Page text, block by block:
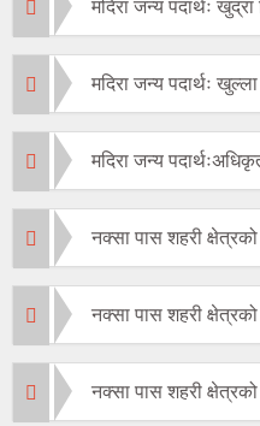
मदिरा जन्य पदार्थः
मदिरा जन्य पदार्थः
मदिरा जन्य
नक्सा पास शहरी क्षेत्रको
नक्सा पास शहरी
नक्सा पास शहरी